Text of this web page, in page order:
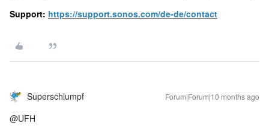
Support: https://support.sonos.com/de-de/contact
Superschlumpf Forum|Forum|10 months ago
@UFH